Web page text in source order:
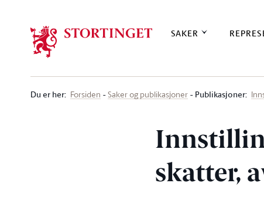
SAKER
Du er her: Forsiden Saker og publikasjoner Publikasjoner:
skatter,